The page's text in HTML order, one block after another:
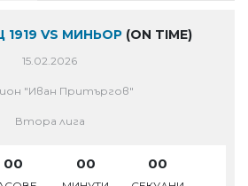
VS МИНЬОР (ON TIME)
15.02.2026
"Иван Притъргов"
Втора лига
00 00 00